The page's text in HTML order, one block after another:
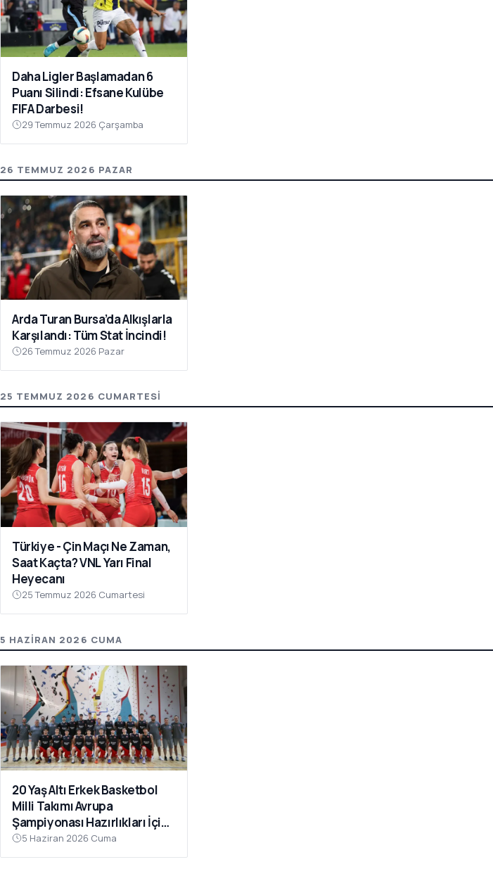
Daha Ligler Başlamadan 6
Puanı Silindi: Efsane Kulübe
FIFA Darbesi!
29 Temmuz 2026 Çarşamba
26 TEMMUZ 2026 PAZAR
Arda Turan Bursa’da Alkışlarla
Karşılandı: Tüm Stat İncindi!
26 Temmuz 2026 Pazar
25 TEMMUZ 2026 CUMARTESI
Türkiye - Çin Maçı Ne Zaman,
Saat Kaçta? VNL Yarı Final
Heyecanı
25 Temmuz 2026 Cumartesi
5 HAZIRAN 2026 CUMA
20 Yaş Altı Erkek Basketbol
Milli Takımı Avrupa
Şampiyonası Hazırlıkları İçin
Çanakkale’de Kampa Girdi
5 Haziran 2026 Cuma